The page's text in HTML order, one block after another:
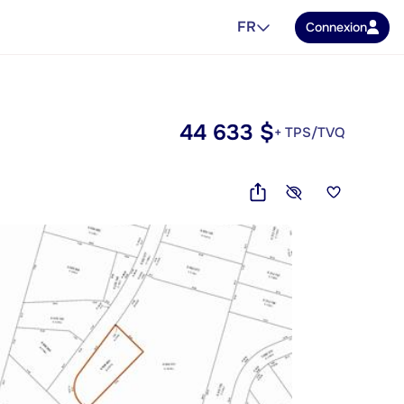
FR Connexion
44 633 $+ TPS/TVQ